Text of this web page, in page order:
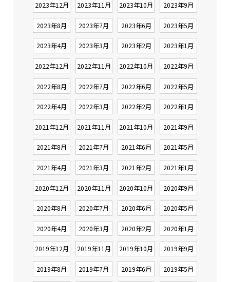
2023年12月 2023年11月 2023年10月 2023年9月
2023年8月 2023年7月 2023年6月 2023年5月
2023年4月 2023年3月 2023年2月 2023年1月
2022年12月 2022年11月 2022年10月 2022年9月
2022年8月 2022年7月 2022年6月 2022年5月
2022年4月 2022年3月 2022年2月 2022年1月
2021年12月 2021年11月 2021年10月 2021年9月
2021年8月 2021年7月 2021年6月 2021年5月
2021年4月 2021年3月 2021年2月 2021年1月
2020年12月 2020年11月 2020年10月 2020年9月
2020年8月 2020年7月 2020年6月 2020年5月
2020年4月 2020年3月 2020年2月 2020年1月
2019年12月 2019年11月 2019年10月 2019年9月
2019年8月 2019年7月 2019年6月 2019年5月